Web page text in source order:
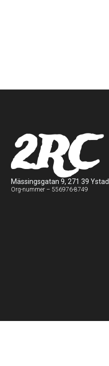
2RC
Mässingsgatan 9, 271 39 Ystad
Org-nummer – 556976-8749